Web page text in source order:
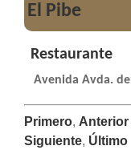
El Pibe
Restaurante
Avenida Avda.
Primero, Anterior
Siguiente, Último